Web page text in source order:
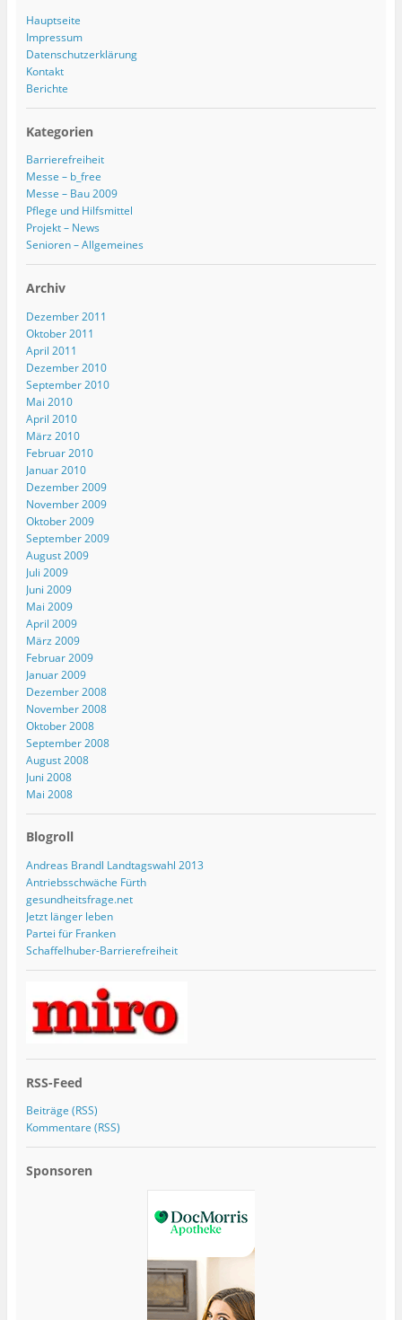
Hauptseite
Impressum
Datenschutzerklärung
Kontakt
Berichte
Kategorien
Barrierefreiheit
Messe – b_free
Messe – Bau 2009
Pflege und Hilfsmittel
Projekt – News
Senioren – Allgemeines
Archiv
Dezember 2011
Oktober 2011
April 2011
Dezember 2010
September 2010
Mai 2010
April 2010
März 2010
Februar 2010
Januar 2010
Dezember 2009
November 2009
Oktober 2009
September 2009
August 2009
Juli 2009
Juni 2009
Mai 2009
April 2009
März 2009
Februar 2009
Januar 2009
Dezember 2008
November 2008
Oktober 2008
September 2008
August 2008
Juni 2008
Mai 2008
Blogroll
Andreas Brandl Landtagswahl 2013
Antriebsschwäche Fürth
gesundheitsfrage.net
Jetzt länger leben
Partei für Franken
Schaffelhuber-Barrierefreiheit
RSS-Feed
Beiträge (RSS)
Kommentare (RSS)
Sponsoren